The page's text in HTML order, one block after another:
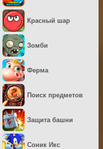
Красный шар
Зомби
Ферма
Поиск предметов
Защита башни
Соник Икс